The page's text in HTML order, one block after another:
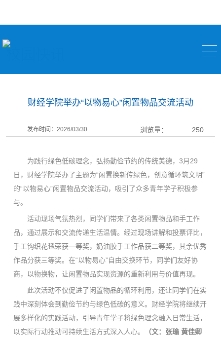
财经学院举办“以物易心”闲置物品交流活动
发布时间：2026/03/30 浏览量： 250
为践行绿色低碳理念，弘扬勤俭节约的传统美德，3月29
日，财经学院举办了主题为“闲置换新传绿色，创意循环筑文明”
的“以物易心”闲置物品交流活动，吸引了众多青年学子积极参
与。
活动现场气氛热烈，同学们带来了各类闲置物品和手工作
品，通过展示和交流传递生活温情。经过现场讲解和投票评比，
手工钩织花毯荣获一等奖，奶油胶手工作品获二等奖，其余优秀
作品分获三等奖。在“以物易心”自由交换环节，同学们友好协
商，以物换物，让闲置物品实现资源的重新利用与价值再现。
此次活动不仅促进了闲置物品的循环利用，还让同学们在实
践中深刻体会到勤俭节约与绿色低碳的意义。财经学院将继续开
展多样化的实践活动，引导青年学子将绿色理念融入日常生活，
以实际行动推动可持续生活方式深入人心。
（文：张瑜 黄佳卿